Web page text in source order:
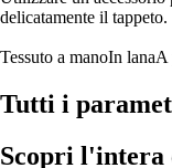
delicatamente il tappeto.
Tessuto a manoIn lanaA
Tutti i
Scopri l'intera